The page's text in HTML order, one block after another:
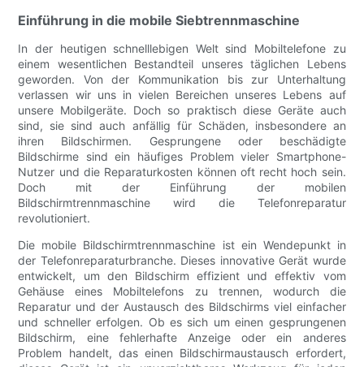
Einführung in die mobile Siebtrennmaschine
In der heutigen schnelllebigen Welt sind Mobiltelefone zu
einem wesentlichen Bestandteil unseres täglichen Lebens
geworden. Von der Kommunikation bis zur Unterhaltung
verlassen wir uns in vielen Bereichen unseres Lebens auf
unsere Mobilgeräte. Doch so praktisch diese Geräte auch
sind, sie sind auch anfällig für Schäden, insbesondere an
ihren Bildschirmen. Gesprungene oder beschädigte
Bildschirme sind ein häufiges Problem vieler Smartphone-
Nutzer und die Reparaturkosten können oft recht hoch sein.
Doch mit der Einführung der mobilen
Bildschirmtrennmaschine wird die Telefonreparatur
revolutioniert.
Die mobile Bildschirmtrennmaschine ist ein Wendepunkt in
der Telefonreparaturbranche. Dieses innovative Gerät wurde
entwickelt, um den Bildschirm effizient und effektiv vom
Gehäuse eines Mobiltelefons zu trennen, wodurch die
Reparatur und der Austausch des Bildschirms viel einfacher
und schneller erfolgen. Ob es sich um einen gesprungenen
Bildschirm, eine fehlerhafte Anzeige oder ein anderes
Problem handelt, das einen Bildschirmaustausch erfordert,